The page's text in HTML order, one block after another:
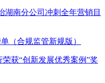
湖南分公司冲刺全年营销目
（合规监管新规版）
获“创新发展优秀案例”奖